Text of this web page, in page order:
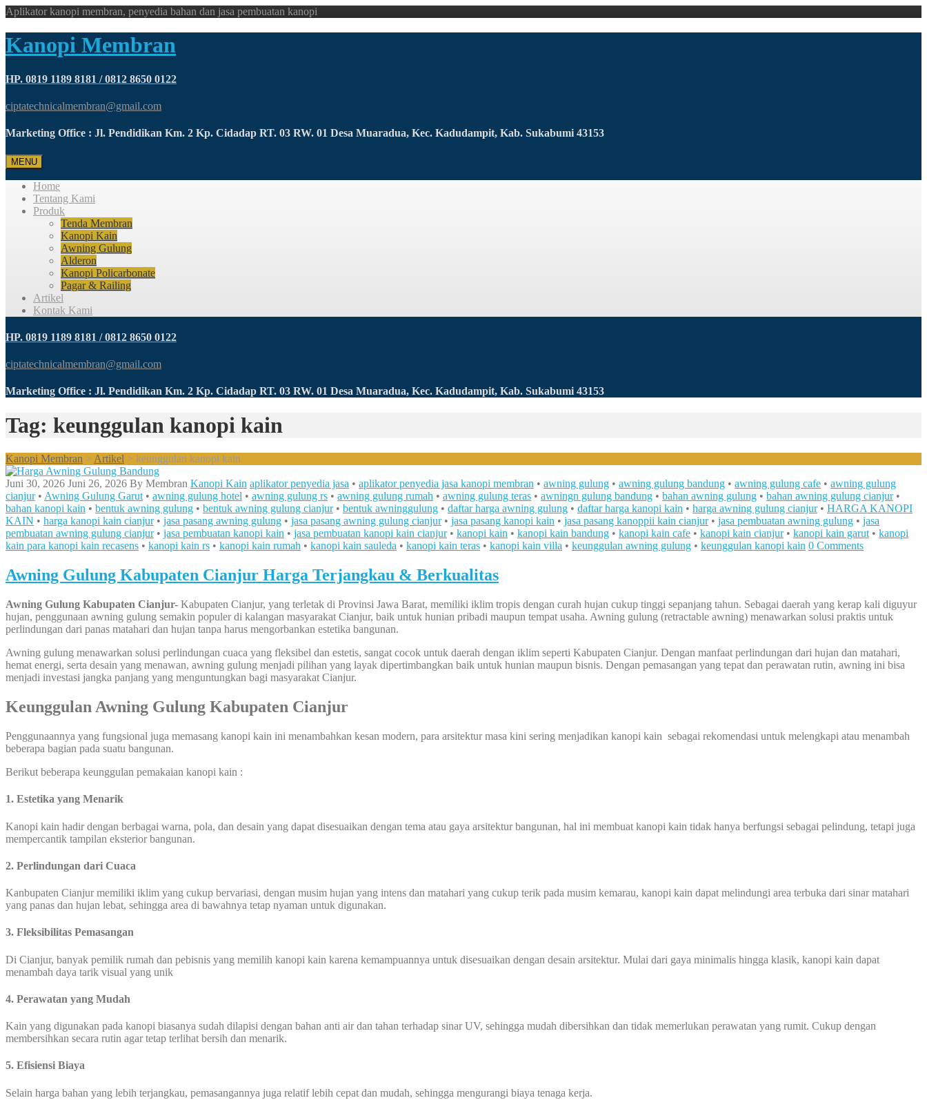
Aplikator kanopi membran, penyedia bahan dan jasa pembuatan kanopi
Kanopi Membran
HP. 0819 1189 8181 / 0812 8650 0122
ciptatechnicalmembran@gmail.com
Marketing Office : Jl. Pendidikan Km. 2 Kp. Cidadap RT. 03 RW. 01 Desa Muaradua, Kec. Kadudampit, Kab. Sukabumi 43153
MENU
Home
Tentang Kami
Produk
Tenda Membran
Kanopi Kain
Awning Gulung
Alderon
Kanopi Policarbonate
Pagar & Railing
Artikel
Kontak Kami
HP. 0819 1189 8181 / 0812 8650 0122
ciptatechnicalmembran@gmail.com
Marketing Office : Jl. Pendidikan Km. 2 Kp. Cidadap RT. 03 RW. 01 Desa Muaradua, Kec. Kadudampit, Kab. Sukabumi 43153
Tag: keunggulan kanopi kain
Kanopi Membran > Artikel > keunggulan kanopi kain
Juni 30, 2026 Juni 26, 2026 By Membran Kanopi Kain aplikator penyedia jasa • aplikator penyedia jasa kanopi membran • awning gulung • awning gulung bandung • awning gulung cafe • awning gulung
cianjur• Awning Gulung Garut • awning gulung hotel • awning gulung rs • awning gulung rumah • awning gulung teras • awningn gulung bandung • bahan awning gulung • bahan awning gulung cianjur•
bahan kanopi kain • bentuk awning gulung • bentuk awning gulung cianjur• bentuk awninggulung • daftar harga awning gulung • daftar harga kanopi kain • harga awning gulung cianjur• HARGA KANOPI
KAIN • harga kanopi kain cianjur• jasa pasang awning gulung • jasa pasang awning gulung cianjur• jasa pasang kanopi kain • jasa pasang kanoppii kain cianjur• jasa pembuatan awning gulung • jasa
pembuatan awning gulung cianjur• jasa pembuatan kanopi kain • jasa pembuatan kanopi kain cianjur• kanopi kain • kanopi kain bandung • kanopi kain cafe • kanopi kain cianjur• kanopi kain garut • kanopi
kain para kanopi kain recasens • kanopi kain rs • kanopi kain rumah • kanopi kain sauleda • kanopi kain teras • kanopi kain villa • keunggulan awning gulung • keunggulan kanopi kain 0 Comments
Awning Gulung Kabupaten Cianjur Harga Terjangkau & Berkualitas
Awning Gulung Kabupaten Cianjur- Kabupaten Cianjur, yang terletak di Provinsi Jawa Barat, memiliki iklim tropis dengan curah hujan cukup tinggi sepanjang tahun. Sebagai daerah yang kerap kali diguyur
hujan, penggunaan awning gulung semakin populer di kalangan masyarakat Cianjur, baik untuk hunian pribadi maupun tempat usaha. Awning gulung (retractable awning) menawarkan solusi praktis untuk
perlindungan dari panas matahari dan hujan tanpa harus mengorbankan estetika bangunan.
Awning gulung menawarkan solusi perlindungan cuaca yang fleksibel dan estetis, sangat cocok untuk daerah dengan iklim seperti Kabupaten Cianjur. Dengan manfaat perlindungan dari hujan dan matahari,
hemat energi, serta desain yang menawan, awning gulung menjadi pilihan yang layak dipertimbangkan baik untuk hunian maupun bisnis. Dengan pemasangan yang tepat dan perawatan rutin, awning ini bisa
menjadi investasi jangka panjang yang menguntungkan bagi masyarakat Cianjur.
Keunggulan Awning Gulung Kabupaten Cianjur
Penggunaannya yang fungsional juga memasang kanopi kain ini menambahkan kesan modern, para arsitektur masa kini sering menjadikan kanopi kain sebagai rekomendasi untuk melengkapi atau menambah
beberapa bagian pada suatu bangunan.
Berikut beberapa keunggulan pemakaian kanopi kain :
1. Estetika yang Menarik
Kanopi kain hadir dengan berbagai warna, pola, dan desain yang dapat disesuaikan dengan tema atau gaya arsitektur bangunan, hal ini membuat kanopi kain tidak hanya berfungsi sebagai pelindung, tetapi juga
mempercantik tampilan eksterior bangunan.
2. Perlindungan dari Cuaca
Kanbupaten Cianjur memiliki iklim yang cukup bervariasi, dengan musim hujan yang intens dan matahari yang cukup terik pada musim kemarau, kanopi kain dapat melindungi area terbuka dari sinar matahari
yang panas dan hujan lebat, sehingga area di bawahnya tetap nyaman untuk digunakan.
3. Fleksibilitas Pemasangan
Di Cianjur, banyak pemilik rumah dan pebisnis yang memilih kanopi kain karena kemampuannya untuk disesuaikan dengan desain arsitektur. Mulai dari gaya minimalis hingga klasik, kanopi kain dapat
menambah daya tarik visual yang unik
4. Perawatan yang Mudah
Kain yang digunakan pada kanopi biasanya sudah dilapisi dengan bahan anti air dan tahan terhadap sinar UV, sehingga mudah dibersihkan dan tidak memerlukan perawatan yang rumit. Cukup dengan
membersihkan secara rutin agar tetap terlihat bersih dan menarik.
5. Efisiensi Biaya
Selain harga bahan yang lebih terjangkau, pemasangannya juga relatif lebih cepat dan mudah, sehingga mengurangi biaya tenaga kerja.